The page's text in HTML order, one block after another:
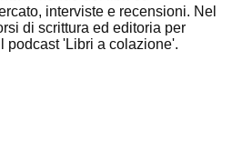
interviste e recensioni. Nel
di scrittura ed editoria per
podcast 'Libri a colazione'.